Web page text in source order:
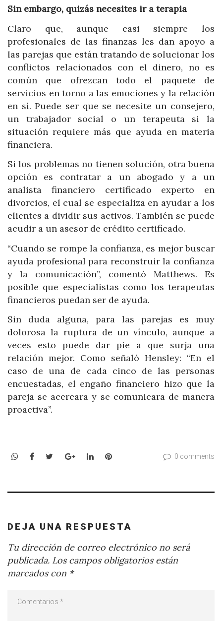
Sin embargo, quizás necesites ir a terapia
Claro que, aunque casi siempre los
profesionales de las finanzas les dan apoyo a
las parejas que están tratando de solucionar los
conflictos relacionados con el dinero, no es
común que ofrezcan todo el paquete de
servicios en torno a las emociones y la relación
en sí. Puede ser que se necesite un consejero,
un trabajador social o un terapeuta si la
situación requiere más que ayuda en materia
financiera.
Si los problemas no tienen solución, otra buena
opción es contratar a un abogado y a un
analista financiero certificado experto en
divorcios, el cual se especializa en ayudar a los
clientes a dividir sus activos. También se puede
acudir a un asesor de crédito certificado.
“Cuando se rompe la confianza, es mejor buscar
ayuda profesional para reconstruir la confianza
y la comunicación”, comentó Matthews. Es
posible que especialistas como los terapeutas
financieros puedan ser de ayuda.
Sin duda alguna, para las parejas es muy
dolorosa la ruptura de un vínculo, aunque a
veces esto puede dar pie a que surja una
relación mejor. Como señaló Hensley: “En el
caso de una de cada cinco de las personas
encuestadas, el engaño financiero hizo que la
pareja se acercara y se comunicara de manera
proactiva”.
WhatsApp
Facebook
TwitterGoogle+LinkedInPinterest 0 comments
DEJA UNA RESPUESTA
Tu dirección de correo electrónico no será
publicada. Los campos obligatorios están
marcados con *